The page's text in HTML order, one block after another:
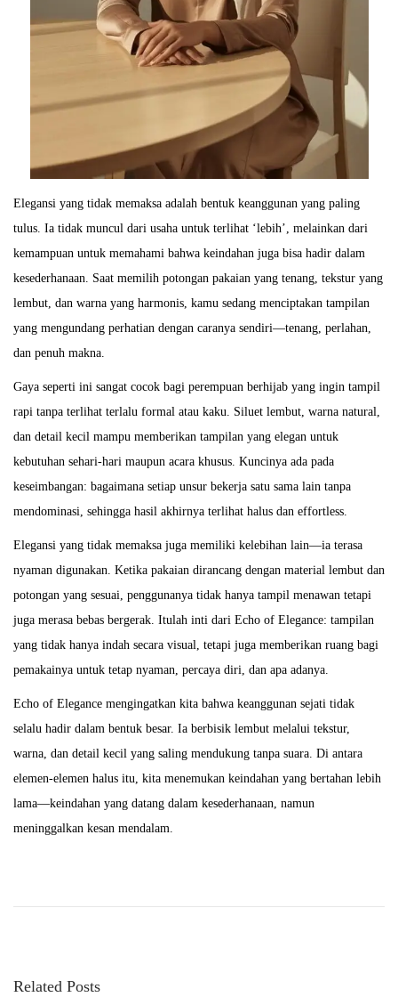
Elegansi yang tidak memaksa adalah bentuk keanggunan yang paling
tulus. Ia tidak muncul dari usaha untuk terlihat ‘lebih’, melainkan dari
kemampuan untuk memahami bahwa keindahan juga bisa hadir dalam
kesederhanaan. Saat memilih potongan pakaian yang tenang, tekstur yang
lembut, dan warna yang harmonis, kamu sedang menciptakan tampilan
yang mengundang perhatian dengan caranya sendiri—tenang, perlahan,
dan penuh makna.
Gaya seperti ini sangat cocok bagi perempuan berhijab yang ingin tampil
rapi tanpa terlihat terlalu formal atau kaku. Siluet lembut, warna natural,
dan detail kecil mampu memberikan tampilan yang elegan untuk
kebutuhan sehari-hari maupun acara khusus. Kuncinya ada pada
keseimbangan: bagaimana setiap unsur bekerja satu sama lain tanpa
mendominasi, sehingga hasil akhirnya terlihat halus dan effortless.
Elegansi yang tidak memaksa juga memiliki kelebihan lain—ia terasa
nyaman digunakan. Ketika pakaian dirancang dengan material lembut dan
potongan yang sesuai, penggunanya tidak hanya tampil menawan tetapi
juga merasa bebas bergerak. Itulah inti dari Echo of Elegance: tampilan
yang tidak hanya indah secara visual, tetapi juga memberikan ruang bagi
pemakainya untuk tetap nyaman, percaya diri, dan apa adanya.
Echo of Elegance mengingatkan kita bahwa keanggunan sejati tidak
selalu hadir dalam bentuk besar. Ia berbisik lembut melalui tekstur,
warna, dan detail kecil yang saling mendukung tanpa suara. Di antara
elemen-elemen halus itu, kita menemukan keindahan yang bertahan lebih
lama—keindahan yang datang dalam kesederhanaan, namun
meninggalkan kesan mendalam.
i
Related Posts